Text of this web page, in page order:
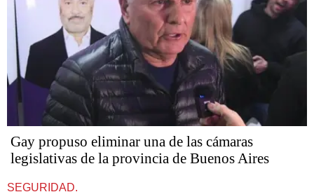
Gay propuso eliminar una de las cámaras
legislativas de la provincia de Buenos Aires
SEGURIDAD.